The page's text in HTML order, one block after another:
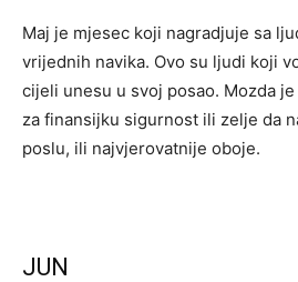
Maj je mjesec koji nagradjuje sa
vrijednih navika. Ovo su ljudi koji
cijeli unesu u svoj posao. Mozda
za finansijku sigurnost ili zelje da
poslu, ili najvjerovatnije oboje.
JUN